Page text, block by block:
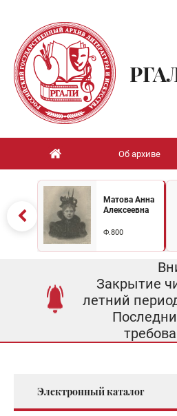
Об архиве
Матова Анна
Алексеевна
Ф.800
Закрытие
летний
Электронный каталог